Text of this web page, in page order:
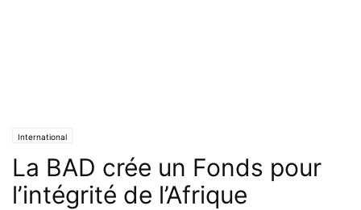
International
La BAD crée un Fonds pour
l’intégrité de l’Afrique